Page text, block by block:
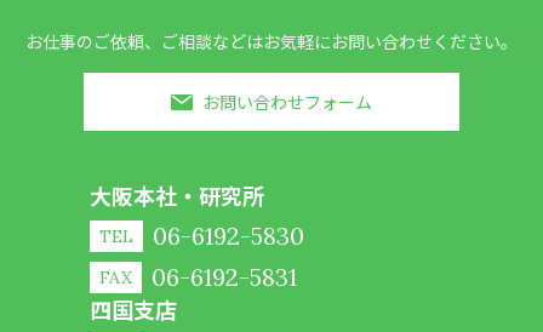
お仕事のご依頼、ご相談などはお気軽にお問い合わせください。
お問い合わせフォーム
大阪本社・研究所
TEL 06-6192-5830
FAX 06-6192-5831
四国支店